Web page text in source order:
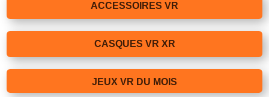
ACCESSOIRES VR
CASQUES VR XR
JEUX VR DU MOIS